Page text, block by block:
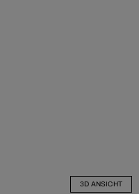
3D ANSICHT